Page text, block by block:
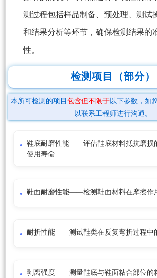
测过程包括样品制备、预处理、测试
和结果分析等环节，确保检测结果的
性。
检测项目（部分）
本所可检测的项目 包含但不限于以下参数，如
以联系工程师进行沟通。
鞋底耐磨性能——评估鞋底材料抵抗磨损
使用寿命
鞋面耐磨性能——检测鞋面材料在摩擦作
耐折性能——测试鞋类在反复弯折过程中
剥离强度——测量鞋底与鞋面粘合部位的